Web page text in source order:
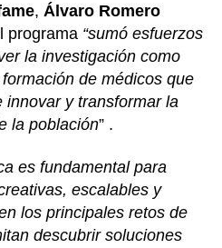
, Álvaro Romero
programa “sumó esfuerzos
la investigación como
de médicos que
y transformar la
la población” .
es fundamental para
escalables y
los principales retos de
descubrir soluciones